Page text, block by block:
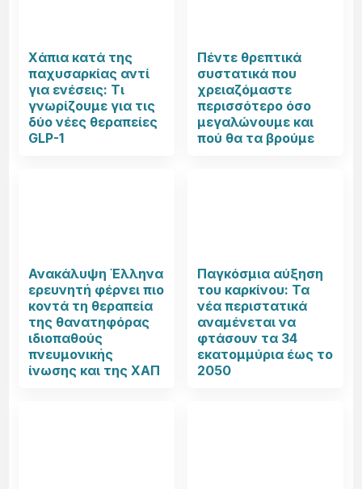
Χάπια κατά της
παχυσαρκίας αντί
για ενέσεις: Τι
γνωρίζουμε για τις
δύο νέες θεραπείες
GLP-1
Πέντε θρεπτικά
συστατικά που
χρειαζόμαστε
περισσότερο όσο
μεγαλώνουμε και
πού θα τα βρούμε
Ανακάλυψη Έλληνα
ερευνητή φέρνει πιο
κοντά τη θεραπεία
της θανατηφόρας
ιδιοπαθούς
πνευμονικής
ίνωσης και της ΧΑΠ
Παγκόσμια αύξηση
του καρκίνου: Τα
νέα περιστατικά
αναμένεται να
φτάσουν τα 34
εκατομμύρια έως το
2050